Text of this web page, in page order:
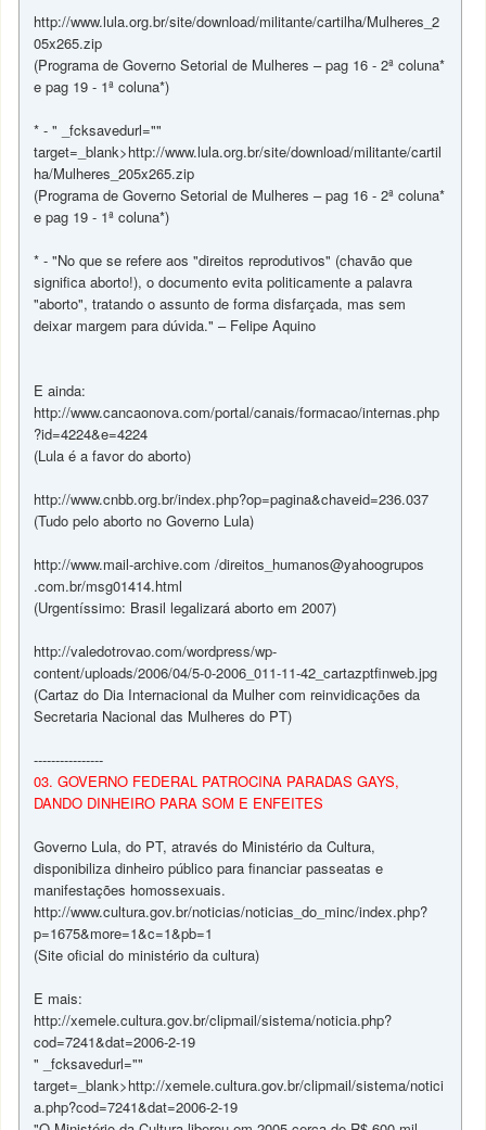
http://www.lula.org.br/site/download/militante/cartilha/Mulheres_2
05x265.zip
(Programa de Governo Setorial de Mulheres – pag 16 - 2ª coluna*
e pag 19 - 1ª coluna*)
* - " _fcksavedurl=""
target=_blank>http://www.lula.org.br/site/download/militante/cartil
ha/Mulheres_205x265.zip
(Programa de Governo Setorial de Mulheres – pag 16 - 2ª coluna*
e pag 19 - 1ª coluna*)
* - "No que se refere aos "direitos reprodutivos" (chavão que
significa aborto!), o documento evita politicamente a palavra
"aborto", tratando o assunto de forma disfarçada, mas sem
deixar margem para dúvida." – Felipe Aquino
E ainda:
http://www.cancaonova.com/portal/canais/formacao/internas.php
?id=4224&e=4224
(Lula é a favor do aborto)
http://www.cnbb.org.br/index.php?op=pagina&chaveid=236.037
(Tudo pelo aborto no Governo Lula)
http://www.mail-archive.com /direitos_humanos@yahoogrupos
.com.br/msg01414.html
(Urgentíssimo: Brasil legalizará aborto em 2007)
http://valedotrovao.com/wordpress/wp-
content/uploads/2006/04/5-0-2006_011-11-42_cartazptfinweb.jpg
(Cartaz do Dia Internacional da Mulher com reinvidicações da
Secretaria Nacional das Mulheres do PT)
----------------
03. GOVERNO FEDERAL PATROCINA PARADAS GAYS,
DANDO DINHEIRO PARA SOM E ENFEITES
Governo Lula, do PT, através do Ministério da Cultura,
disponibiliza dinheiro público para financiar passeatas e
manifestações homossexuais.
http://www.cultura.gov.br/noticias/noticias_do_minc/index.php?
p=1675&more=1&c=1&pb=1
(Site oficial do ministério da cultura)
E mais:
http://xemele.cultura.gov.br/clipmail/sistema/noticia.php?
cod=7241&dat=2006-2-19
" _fcksavedurl=""
target=_blank>http://xemele.cultura.gov.br/clipmail/sistema/notici
a.php?cod=7241&dat=2006-2-19